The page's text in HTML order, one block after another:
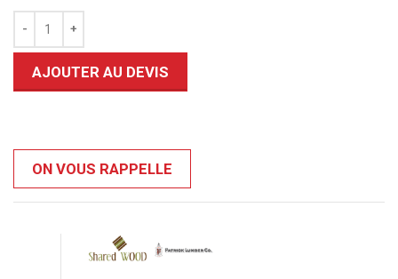
AJOUTER AU DEVIS
ON VOUS RAPPELLE